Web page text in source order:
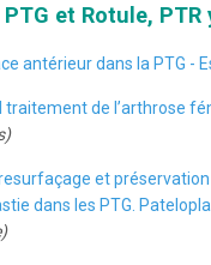
PTG et Rotule,
antérieur dans la PTG -
traitement de l’arthrose
et
dans les PTG.